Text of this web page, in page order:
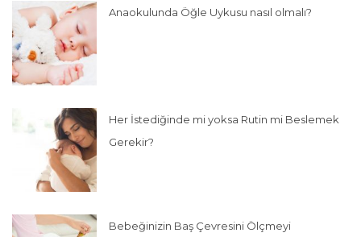
Anaokulunda Öğle Uykusu nasıl olmalı?
Her İstediğinde mi yoksa Rutin mi Beslemek
Gerekir?
Bebeğinizin Baş Çevresini Ölçmeyi